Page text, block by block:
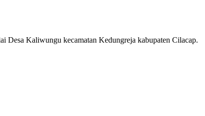
Desa Kaliwungu kecamatan Kedungreja kabupaten Cilacap.